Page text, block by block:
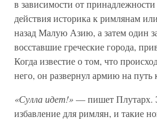
в зависимости от
действия историка к римлянам
назад Малую Азию, а затем один
восставшие греческие города,
Когда известие о том, что
него, он развернул армию на путь
«Сулла идет!»— пишет Плутарх.
избавление для римлян, и такие